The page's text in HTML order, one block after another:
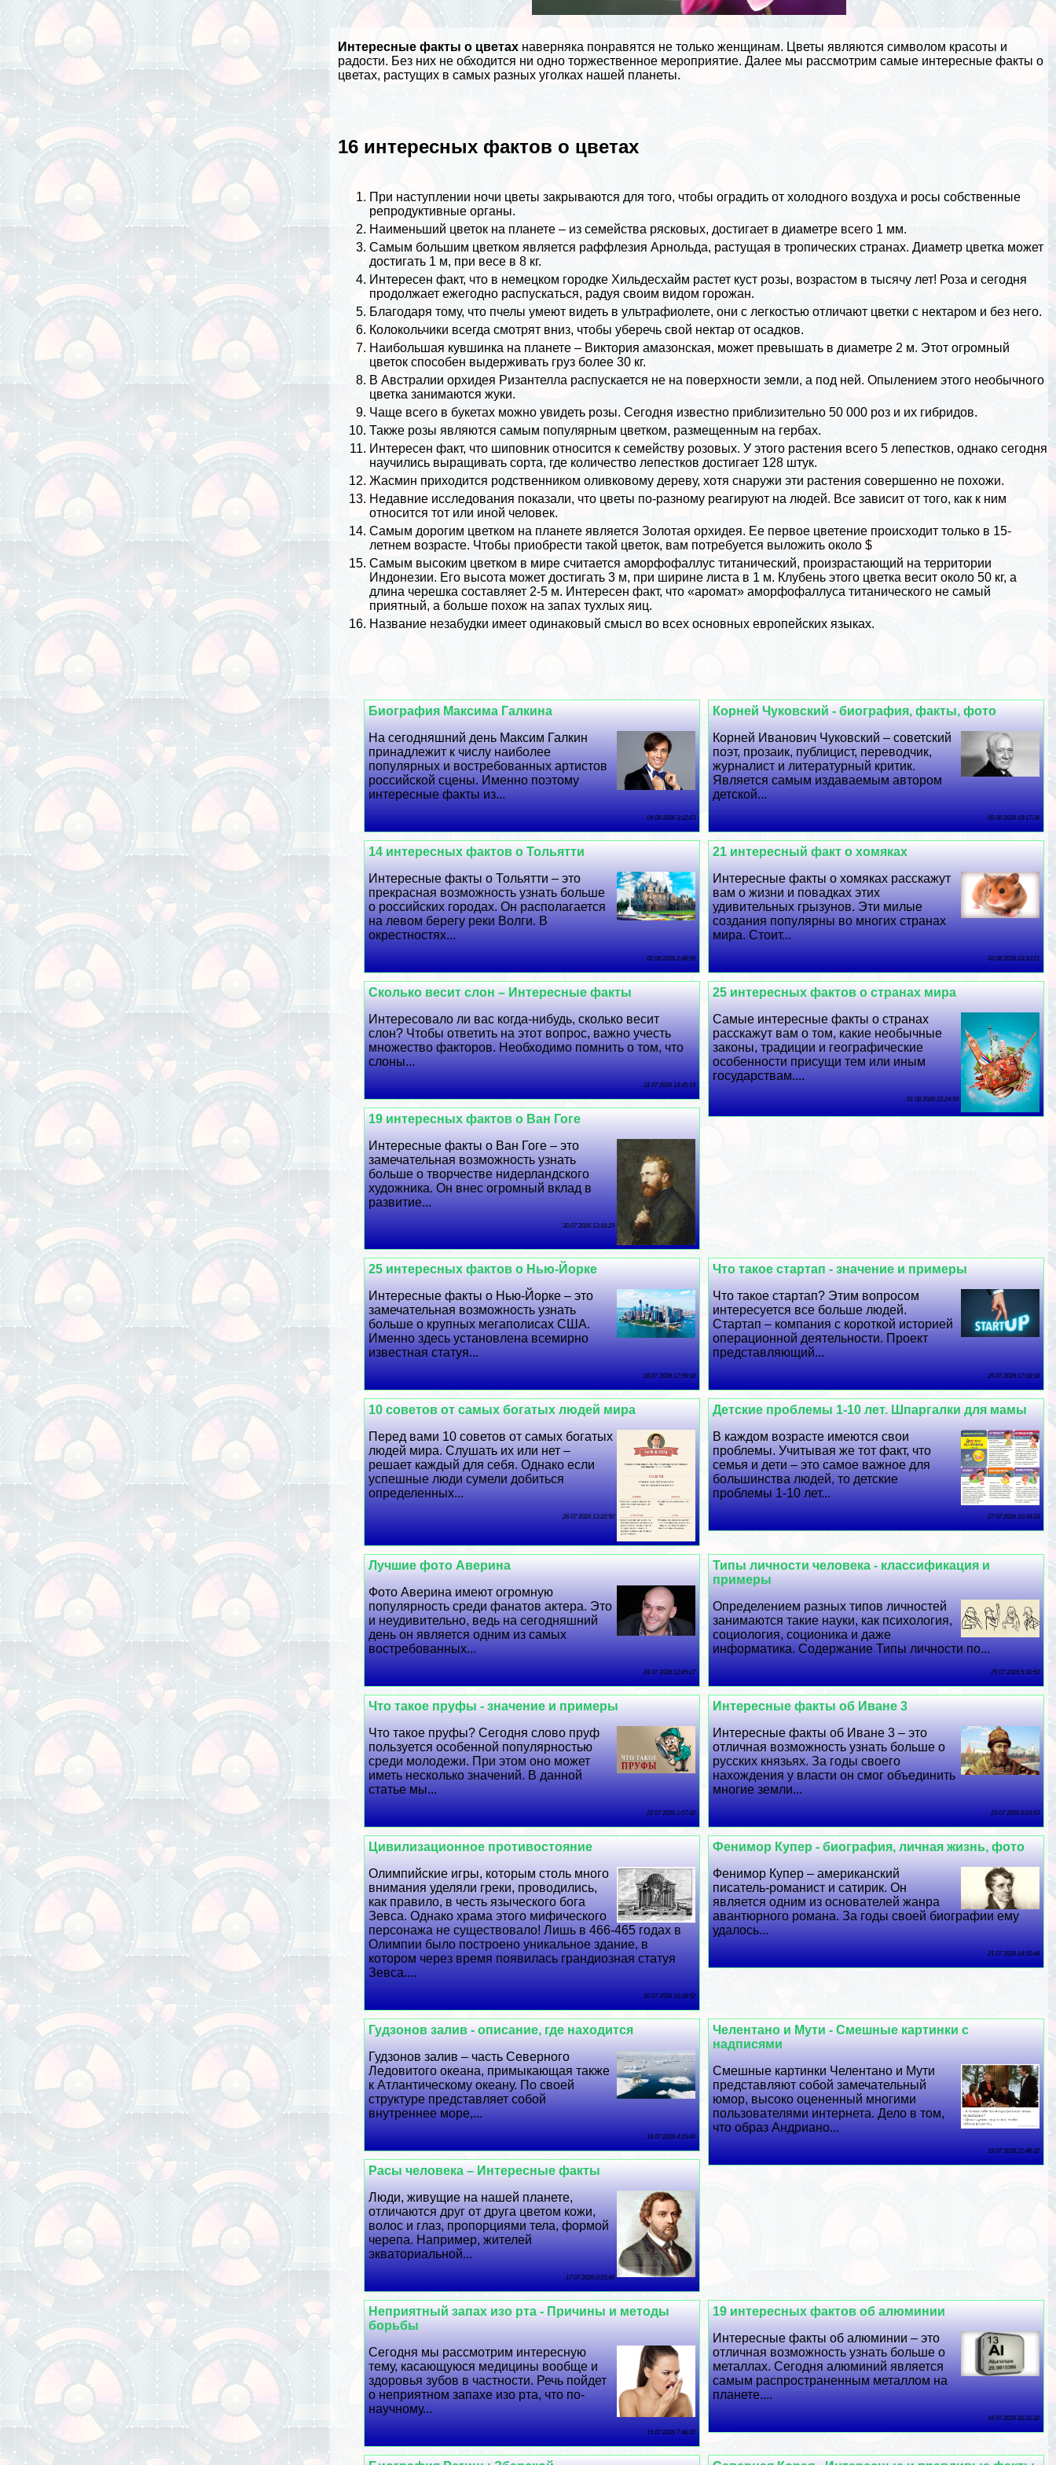
Интересные факты о цветах наверняка понравятся не только женщинам. Цветы являются символом красоты и
радости. Без них не обходится ни одно торжественное мероприятие. Далее мы рассмотрим самые интересные факты о
цветах, растущих в самых разных уголках нашей планеты.
16 интересных фактов о цветах
При наступлении ночи цветы закрываются для того, чтобы оградить от холодного воздуха и росы собственные
репродуктивные органы.
Наименьший цветок на планете – из семейства рясковых, достигает в диаметре всего 1 мм.
Самым большим цветком является раффлезия Арнольда, растущая в тропических странах. Диаметр цветка может
достигать 1 м, при весе в 8 кг.
Интересен факт, что в немецком городке Хильдесхайм растет куст розы, возрастом в тысячу лет! Роза и сегодня
продолжает ежегодно распускаться, радуя своим видом горожан.
Благодаря тому, что пчелы умеют видеть в ультрафиолете, они с легкостью отличают цветки с нектаром и без него.
Колокольчики всегда смотрят вниз, чтобы уберечь свой нектар от осадков.
Наибольшая кувшинка на планете – Виктория амaзoнская, может превышать в диаметре 2 м. Этот огромный
цветок способен выдерживать груз более 30 кг.
ВАвстралии орхидея Ризантелла распускается не на поверхности земли, а под ней. Опылением этого необычного
цветка занимаются жуки.
Чаще всего в букетах можно увидеть розы. Сегодня известно приблизительно 50 000 роз и их гибридов.
Также розы являются самым популярным цветком, размещенным на гербах.
Интересен факт, что шиповник относится к семейству розовых. У этого растения всего 5 лепестков, однако сегодня
научились выращивать сорта, где количество лепестков достигает 128 штук.
Жасмин приходится родственником оливковому дереву, хотя снаружи эти растения совершенно не похожи.
Недавние исследования показали, что цветы по-разному реагируют на людей. Все зависит от того, как к ним
относится тот или иной человек.
Самым дорогим цветком на планете является Золотая орхидея. Ее первое цветение происходит только в 15-
летнем возрасте. Чтобы приобрести такой цветок, вам потребуется выложить около $
Самым высоким цветком в мире считается аморфофаллус титанический, произрастающий на территории
Индонезии. Его высота может достигать 3 м, при ширине листа в 1 м. Клубень этого цветка весит около 50 кг, а
длина черешка составляет 2-5 м. Интересен факт, что «аромат» аморфофаллуса титанического не самый
приятный, а больше похож на запах тухлых яиц.
Название незабудки имеет одинаковый смысл во всех основных европейских языках.
Корней Чуковский - биография, факты, фото
Корней Иванович Чуковский – советский
поэт, прозаик, публицист, переводчик,
журналист и литературный критик.
Является самым издаваемым автором
детской...
05 08 2026 19:17:36
Биография Максима Галкина
На сегодняшний день Максим Галкин
принадлежит к числу наиболее
популярных и востребованных артистов
российской сцены. Именно поэтому
интересные факты из...
04 08 2026 3:12:23
21 интересный факт о хомяках
Интересные факты о хомяках расскажут
вам о жизни и повадках этих
удивительных грызунов. Эти милые
создания популярны во многих странах
мира. Стоит...
03 08 2026 23:10:21
14 интересных фактов о Тольятти
Интересные факты о Тольятти – это
прекрасная возможность узнать больше
о российских городах. Он располагается
на левом берегу реки Волги. В
окрестностях...
02 08 2026 2:48:58
25 интересных фактов о странах мира
Самые интересные факты о странах
расскажут вам о том, какие необычные
законы, традиции и географические
особенности присущи тем или иным
государствам....
01 08 2026 22:24:50
Сколько весит слон – Интересные факты
Интересовало ли вас когда-нибудь, сколько весит
слон? Чтобы ответить на этот вопрос, важно учесть
множество факторов. Необходимо помнить о том, что
слоны...
31 07 2026 14:45:19
19 интересных фактов о Ван Гоге
Интересные факты о Ван Гоге – это
замечательная возможность узнать
больше о творчестве нидерландского
художника. Он внес огромный вклад в
развитие...
30 07 2026 13:16:29
Что такое стартап - значение и примеры
Что такое стартап? Этим вопросом
интересуется все больше людей.
Стартап – компания с короткой историей
операционной деятельности. Проект
представляющий...
29 07 2026 17:18:18
25 интересных фактов о Нью-Йорке
Интересные факты о Нью-Йорке – это
замечательная возможность узнать
больше о крупных мегаполисах США.
Именно здесь установлена всемирно
известная статуя...
28 07 2026 17:59:18
Детские проблемы 1-10 лет. Шпаргалки для мамы
В каждом возрасте имеются свои
проблемы. Учитывая же тот факт, что
семья и дети – это самое важное для
большинства людей, то детские
проблемы 1-10 лет...
27 07 2026 10:34:33
10 советов от самых богатых людей мира
Перед вами 10 советов от самых богатых
людей мира. Слушать их или нет –
решает каждый для себя. Однако если
успешные люди сумели добиться
определенных...
26 07 2026 13:22:50
Типы личности человека - классификация и
примеры
Определением разных типов личностей
занимаются такие науки, как психология,
социология, соционика и даже
информатика. Содержание Типы личности по...
25 07 2026 5:30:50
Лучшие фото Аверина
Фото Аверина имеют огромную
популярность среди фанатов актера. Это
и неудивительно, ведь на сегодняшний
день он является одним из самых
востребованных...
24 07 2026 12:45:27
Интересные факты об Иване 3
Интересные факты об Иване 3 – это
отличная возможность узнать больше о
русских князьях. За годы своего
нахождения у власти он смог объединить
многие земли...
23 07 2026 0:24:53
Что такое пруфы - значение и примеры
Что такое пруфы? Сегодня слово пруф
пользуется особенной популярностью
среди молодежи. При этом оно может
иметь несколько значений. В данной
статье мы...
22 07 2026 1:57:32
Фенимор Купер - биография, личная жизнь, фото
Фенимор Купер – американский
писатель-романист и сатирик. Он
является одним из основателей жанра
авантюрного романа. За годы своей биографии ему
удалось...
21 07 2026 14:50:44
Цивилизационное противостояние
Олимпийские игры, которым столь много
внимания уделяли греки, проводились,
как правило, в честь языческого бога
Зевса. Однако храма этого мифического
персонажа не существовало! Лишь в 466-465 годах в
Олимпии было построено уникальное здание, в
котором через время появилась грандиозная статуя
Зевса....
20 07 2026 16:28:52
Челентано и Мути - Смешные картинки с
надписями
Смешные картинки Челентано и Мути
представляют собой замечательный
юмор, высоко оцененный многими
пользователями интернета. Дело в том,
что образ Андриано...
19 07 2026 21:48:32
Гудзонов залив - описание, где находится
Гудзонов залив – часть Северного
Ледовитого океана, примыкающая также
к Атлантическому океану. По своей
структуре представляет собой
внутреннее море,...
18 07 2026 4:15:43
Расы человека – Интересные факты
Люди, живущие на нашей планете,
отличаются друг от друга цветом кожи,
волос и глаз, пропорциями тела, формой
черепа. Например, жителей
экваториальной...
17 07 2026 0:25:46
19 интересных фактов об алюминии
Интересные факты об алюминии – это
отличная возможность узнать больше о
металлах. Сегодня алюминий является
самым распространенным металлом на
планете....
16 07 2026 22:31:32
Неприятный запах изо рта - Причины и методы
борьбы
Сегодня мы рассмотрим интересную
тему, касающуюся медицины вообще и
здоровья зубов в частности. Речь пойдет
о неприятном запахе изо рта, что по-
научному...
15 07 2026 7:46:20